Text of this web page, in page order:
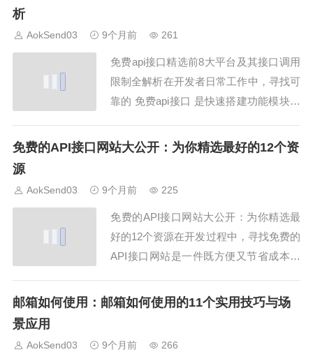
析
AokSend03 9个月前 261
免费api接口精选前8大平台及其接口调用
限制全解析在开发者日常工作中，寻找可
靠的 免费api接口 是快速搭建功能模块的
前8大平台，并详细解析各平台的接口调
1：RapidAPI 免...
免费的API接口网站大公开：为你精选最好的12个资
源
AokSend03 9个月前 225
免费的API接口网站大公开：为你精选最
好的12个资源在开发过程中，寻找免费的
API接口网站是一件既方便又节省成本的
PI接口网站，让你快速找到所需的资源，
站中获益不少。顺便提一下，像AokSe...
邮箱如何使用：邮箱如何使用的11个实用技巧与场
景应用
AokSend03 9个月前 266